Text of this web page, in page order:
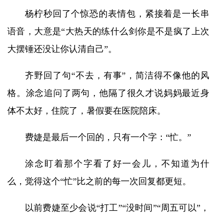
杨柠秒回了个惊恐的表情包，紧接着是一长串
语音，大意是“大热天的练什么剑你是不是疯了上次
大摆锤还没让你认清自己”。
齐野回了句“不去，有事”，简洁得不像他的风
格。涂念追问了两句，他隔了很久才说妈妈最近身
体不太好，住院了，暑假要在医院陪床。
费婕是最后一个回的，只有一个字：“忙。”
涂念盯着那个字看了好一会儿，不知道为什
么，觉得这个“忙”比之前的每一次回复都更短。
以前费婕至少会说“打工”“没时间”“周五可以”，